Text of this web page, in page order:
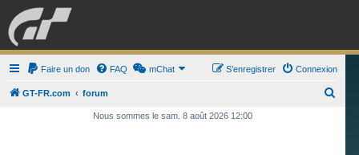
GRAN TURISMO FORUM
BOUTIQUE
Faire un don FAQ mChat Connexion
S’enregistrer
GT-FR.com forum
Nous sommes le sam. 8 août 2026 12:00